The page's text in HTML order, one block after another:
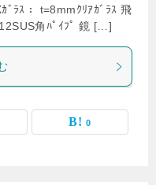
ﾞﾗｽ： t=8mmｸﾘｱｶﾞﾗｽ 飛
角ﾊﾟｲﾌﾟ 鏡 […]
0